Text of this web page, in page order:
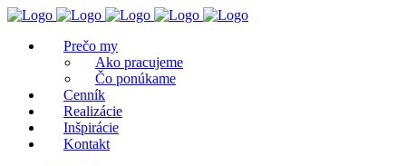
Prečo my
Ako pracujeme
Čo ponúkame
Cenník
Realizácie
Inšpirácie
Kontakt